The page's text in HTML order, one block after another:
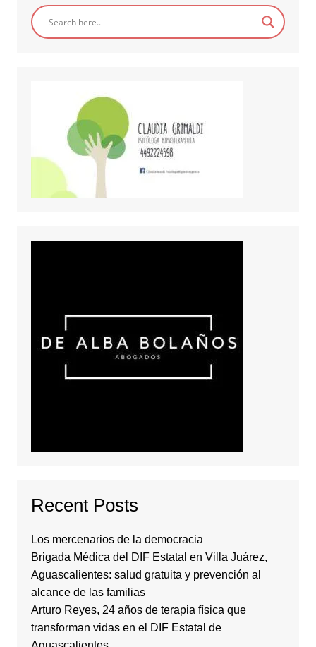
Recent Posts
Los mercenarios de la democracia
Brigada Médica del DIF Estatal en Villa Juárez,
Aguascalientes: salud gratuita y prevención al
alcance de las familias
Arturo Reyes, 24 años de terapia física que
transforman vidas en el DIF Estatal de